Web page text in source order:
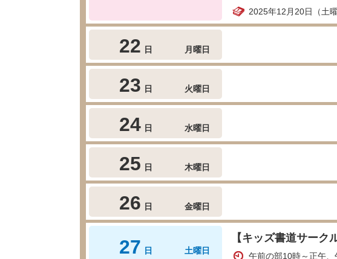
2025年12月20日（土
22 日 月曜日
23 日 火曜日
24 日 水曜日
25 日 木曜日
26 日 金曜日
27 日 土曜日
【キッズ書道サーク
午前の部10時～正午